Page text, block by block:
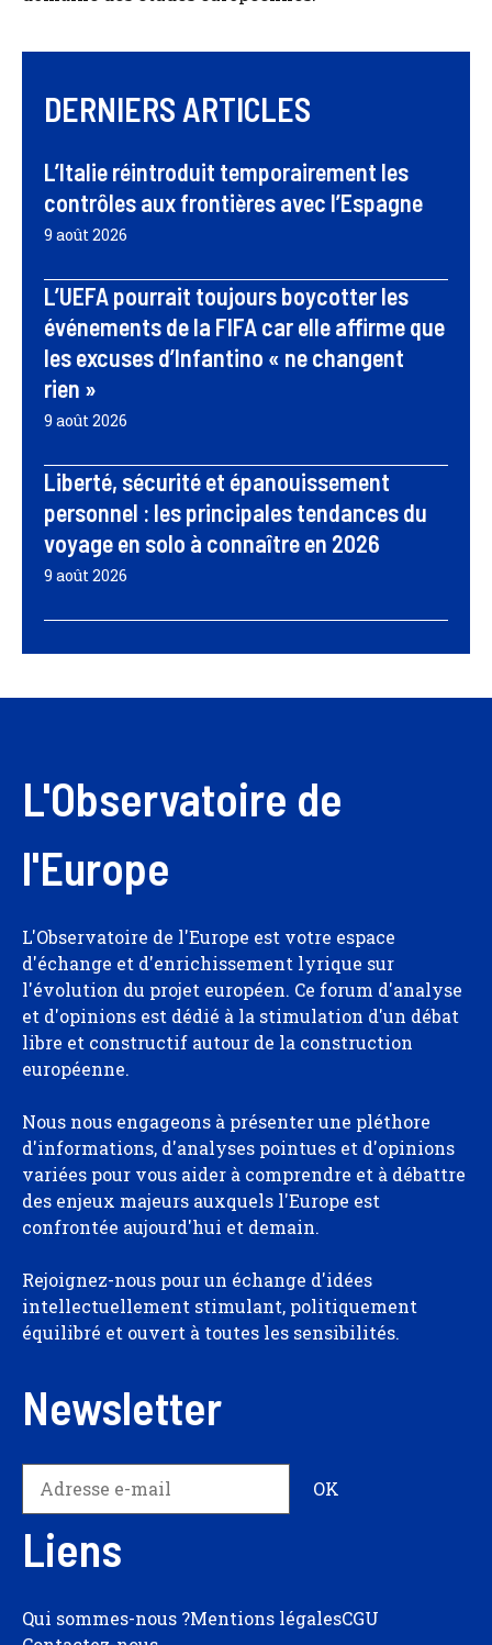
DERNIERS ARTICLES
L’Italie réintroduit temporairement les
contrôles aux frontières avec l’Espagne
9 août 2026
L’UEFA pourrait toujours boycotter les
événements de la FIFA car elle affirme que
les excuses d’Infantino « ne changent
rien »
9 août 2026
Liberté, sécurité et épanouissement
personnel : les principales tendances du
voyage en solo à connaître en 2026
9 août 2026
L'Observatoire de
l'Europe
L'Observatoire de l'Europe est votre espace
d'échange et d'enrichissement lyrique sur
l'évolution du projet européen. Ce forum d'analyse
et d'opinions est dédié à la stimulation d'un débat
libre et constructif autour de la construction
européenne.
Nous nous engageons à présenter une pléthore
d'informations, d'analyses pointues et d'opinions
variées pour vous aider à comprendre et à débattre
des enjeux majeurs auxquels l'Europe est
confrontée aujourd'hui et demain.
Rejoignez-nous pour un échange d'idées
intellectuellement stimulant, politiquement
équilibré et ouvert à toutes les sensibilités.
Newsletter
Liens
Qui sommes-nous ?Mentions légalesCGU